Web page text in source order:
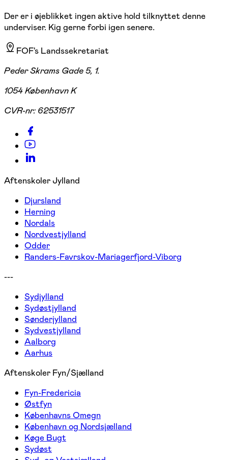
Der er i øjeblikket ingen aktive hold tilknyttet denne
underviser. Kig gerne forbi igen senere.
FOF's Landssekretariat
Peder Skrams Gade 5, 1.
1054 København K
CVR-nr: 62531517
Aftenskoler Jylland
Djursland
Herning
Nordals
Nordvestjylland
Odder
Randers-Favrskov-Mariagerfjord-Viborg
---
Sydjylland
Sydøstjylland
Sønderjylland
Sydvestjylland
Aalborg
Aarhus
Aftenskoler Fyn/Sjælland
Fyn-Fredericia
Østfyn
Københavns Omegn
København og Nordsjælland
Køge Bugt
Sydøst